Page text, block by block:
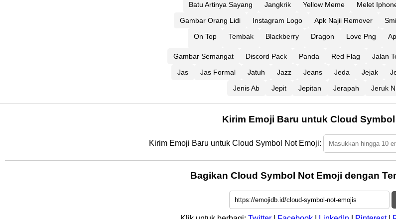
Batu Artinya Sayang
Jangkrik Yellow Meme Melet
Gambar Orang Lidi
Instagram Logo Apk Najii Remover
On Top
Tembak Blackberry Dragon Love Png
Gambar Semangat Discord Pack Panda Red Flag Jalan
Jas
Jas Formal Jatuh Jazz Jeans Jeda Jejak
Jenis Ab
Jepit Jepitan Jerapah Jeruk
Kirim Emoji Baru untuk Cloud
Kirim Emoji Baru untuk Cloud Symbol Not Emoji:
Bagikan Cloud Symbol Not Emoji dengan